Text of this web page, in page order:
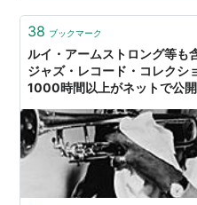
38 ブックマーク
ルイ・アームストロング等も
ジャズ・レコード・コレクシ
1000時間以上がネットで公